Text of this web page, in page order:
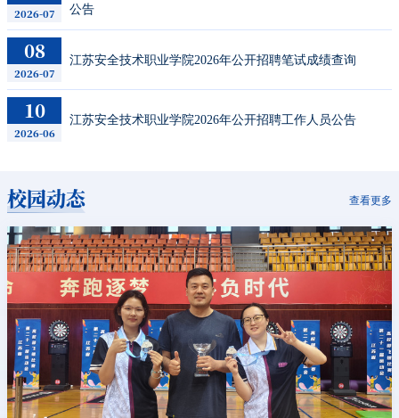
2026-07
公告
08
2026-07
江苏安全技术职业学院2026年公开招聘笔试成绩查询
10
2026-06
江苏安全技术职业学院2026年公开招聘工作人员公告
校园动态 查看更多